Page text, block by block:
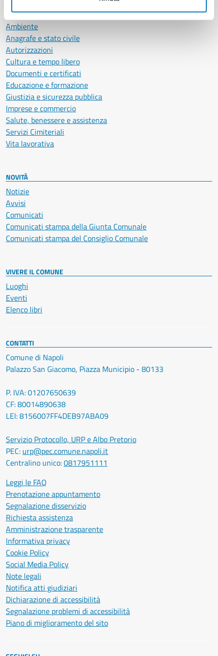
CATEGORIE DI SERVIZIO
Ambiente
Anagrafe e stato civile
Autorizzazioni
Cultura e tempo libero
Documenti e certificati
Educazione e formazione
Giustizia e sicurezza pubblica
Imprese e commercio
Salute, benessere e assistenza
Servizi Cimiteriali
Vita lavorativa
NOVITÀ
Notizie
Avvisi
Comunicati
Comunicati stampa della Giunta Comunale
Comunicati stampa del Consiglio Comunale
VIVERE IL COMUNE
Luoghi
Eventi
Elenco libri
CONTATTI
Comune di Napoli
Palazzo San Giacomo, Piazza Municipio - 80133
P. IVA: 01207650639
CF: 80014890638
LEI: 8156007FF4DEB97ABA09
Servizio Protocollo, URP e Albo Pretorio
PEC: urp@pec.comune.napoli.it
Centralino unico:0817951111
Leggi le FAQ
Prenotazione appuntamento
Segnalazione disservizio
Richiesta assistenza
Amministrazione trasparente
Informativa privacy
Cookie Policy
Social Media Policy
Note legali
Notifica atti giudiziari
Dichiarazione di accessibilità
Segnalazione problemi di accessibilità
Piano di miglioramento del sito